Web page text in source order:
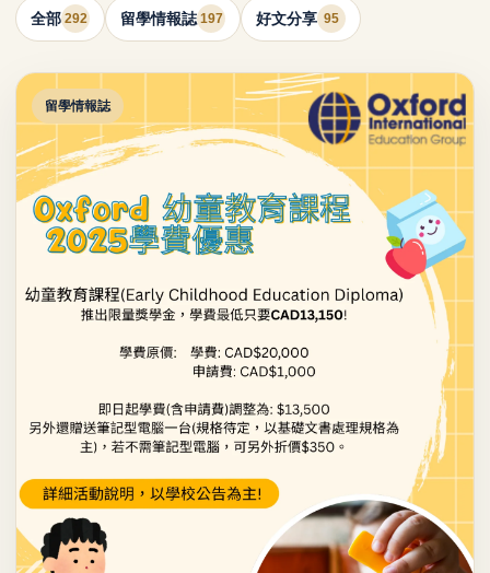
全部 292 留學情報誌 197 好文分享 95
留學情報誌